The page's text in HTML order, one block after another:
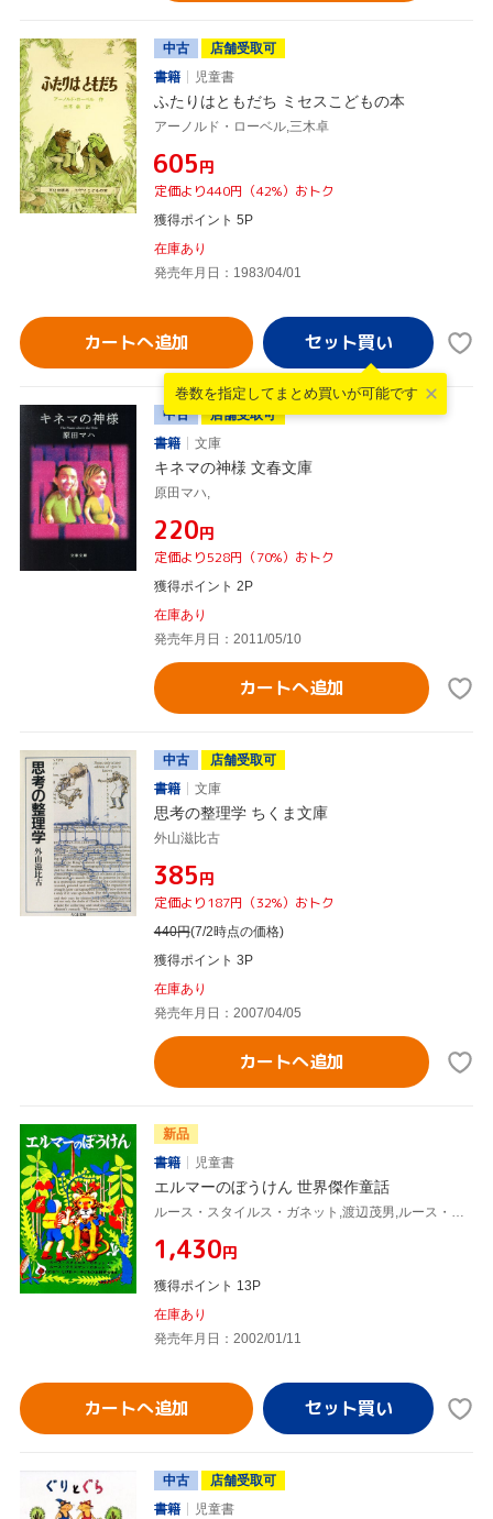
中古
店舗受取可
書籍
児童書
ふたりはともだち ミセスこどもの本
アーノルド・ローベル,三木卓
¥605円
定価より440円（42%）おトク
獲得ポイント 5P
在庫あり
発売年月日：1983/04/01
カートへ追加
巻数を指定して まとめ買いが可能です
中古
店舗受取可
書籍
文庫
キネマの神様 文春文庫
原田マハ,
¥220円
定価より528円（70%）おトク
獲得ポイント 2P
在庫あり
発売年月日：2011/05/10
カートへ追加
中古
店舗受取可
書籍
文庫
思考の整理学 ちくま文庫
外山滋比古
¥385円
定価より187円（32%）おトク
440円(7/2時点の価格)
獲得ポイント 3P
在庫あり
発売年月日：2007/04/05
カートへ追加
新品
書籍
児童書
エルマーのぼうけん 世界傑作童話
ルース・スタイルス・ガネット,渡辺茂男,ルース・クリスマン・ガネット
¥1,430円
獲得ポイント 13P
在庫あり
発売年月日：2002/01/11
カートへ追加
中古
店舗受取可
書籍
児童書